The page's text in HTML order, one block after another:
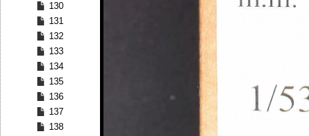
130
131
132
133
134
135
136
137
138